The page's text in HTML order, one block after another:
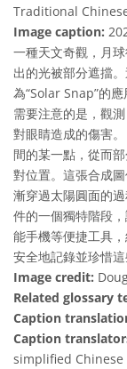
Traditional
Image caption:
一種天文奇觀，月
出的光被部分遮擋
為“Solar Snap”的
需要注意的是，觀
對眼睛造成的傷害
間的某一點，從而
對位置。這張合成
漸穿過太陽圓面的
件的一個獨特階段
能手機等便捷工具
安全地記錄並珍惜這
Image credit:
Related glossary
Caption
Caption
simplified